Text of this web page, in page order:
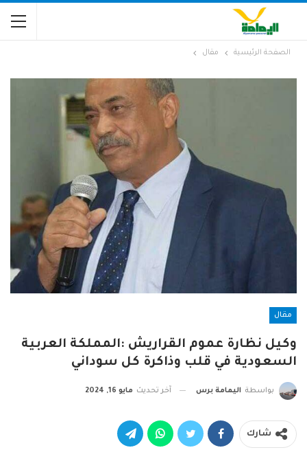
الصفحة الرئيسية مقال
مقال
وكيل نظارة عموم القراريش :المملكة العربية
السعودية في قلب وذاكرة كل سوداني
بواسطة اليمامة برس آخر تحديث مايو 16, 2024
شارك